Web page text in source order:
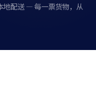
配送 — 每一票货物，从